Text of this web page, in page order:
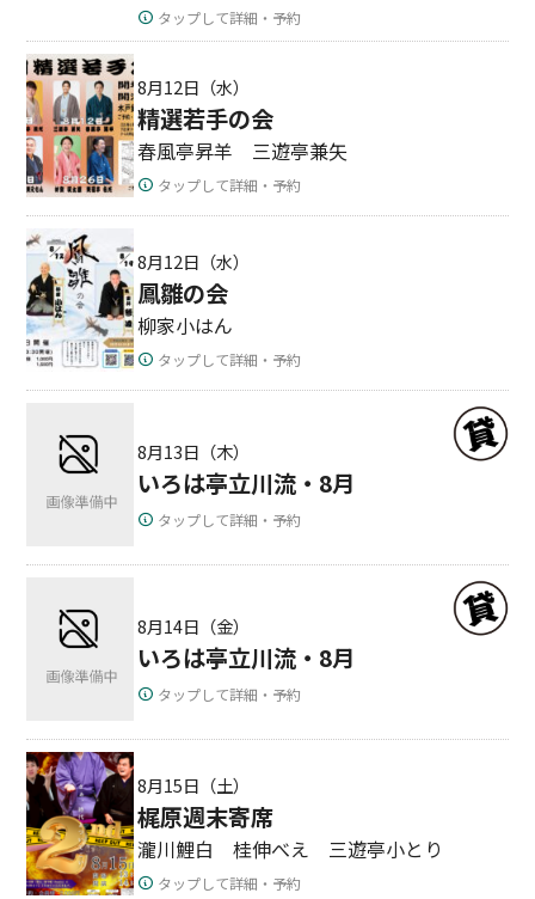
タップして詳細・予約
8月12日（水）
精選若手の会
春風亭昇羊 三遊亭兼矢
タップして詳細・予約
8月12日（水）
鳳雛の会
柳家小はん
タップして詳細・予約
8月13日（木）
いろは亭立川流・8月
タップして詳細・予約
8月14日（金）
いろは亭立川流・8月
タップして詳細・予約
8月15日（土）
梶原週末寄席
瀧川鯉白 桂伸べえ 三遊亭小とり
タップして詳細・予約